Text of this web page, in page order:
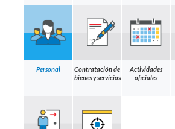
Personal
Contratación de
bienes y servicios
Actividades
oficiales